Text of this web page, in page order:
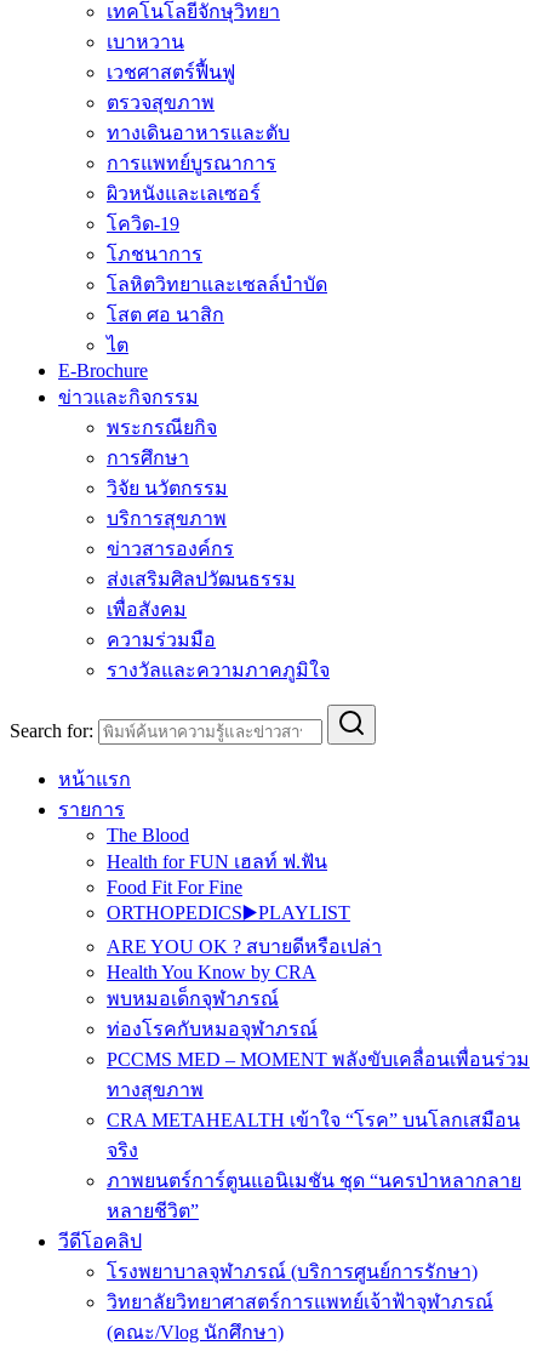
เทคโนโลยีจักษุวิทยา
เบาหวาน
เวชศาสตร์ฟื้นฟู
ตรวจสุขภาพ
ทางเดินอาหารและตับ
การแพทย์บูรณาการ
ผิวหนังและเลเซอร์
โควิด-19
โภชนาการ
โลหิตวิทยาและเซลล์บำบัด
โสต ศอ นาสิก
ไต
E-Brochure
ข่าวและกิจกรรม
พระกรณียกิจ
การศึกษา
วิจัย นวัตกรรม
บริการสุขภาพ
ข่าวสารองค์กร
ส่งเสริมศิลปวัฒนธรรม
เพื่อสังคม
ความร่วมมือ
รางวัลและความภาคภูมิใจ
Search for:
หน้าแรก
รายการ
The Blood
Health for FUN เฮลท์ ฟ.ฟัน
Food Fit For Fine
ORTHOPEDICS▶️PLAYLIST
ARE YOU OK ? สบายดีหรือเปล่า
Health You Know by CRA
พบหมอเด็กจุฬาภรณ์
ท่องโรคกับหมอจุฬาภรณ์
PCCMS MED – MOMENT พลังขับเคลื่อนเพื่อนร่วม
ทางสุขภาพ
CRA METAHEALTH เข้าใจ “โรค” บนโลกเสมือน
จริง
ภาพยนตร์การ์ตูนแอนิเมชัน ชุด “นครป่าหลากลาย
หลายชีวิต”
วีดีโอคลิป
โรงพยาบาลจุฬาภรณ์ (บริการศูนย์การรักษา)
วิทยาลัยวิทยาศาสตร์การแพทย์เจ้าฟ้าจุฬาภรณ์
(คณะ/Vlog นักศึกษา)